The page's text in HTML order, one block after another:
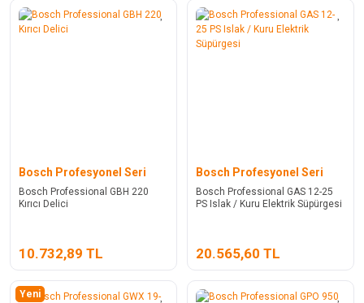
Bosch Profesyonel Seri
Bosch Professional GBH 220
Kırıcı Delici
10.732,89 TL
Bosch Profesyonel Seri
Bosch Professional GAS 12-25
PS Islak / Kuru Elektrik Süpürgesi
20.565,60 TL
Yeni